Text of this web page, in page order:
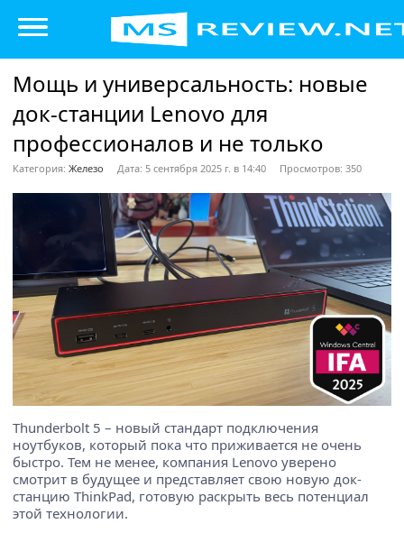
Мощь и универсальность: новые
док-станции Lenovo для
профессионалов и не только
Категория: Железо Дата: 5 сентября 2025 г. в 14:40 Просмотров: 350
Thunderbolt 5 – новый стандарт подключения
ноутбуков, который пока что приживается не очень
быстро. Тем не менее, компания Lenovo уверено
смотрит в будущее и представляет свою новую док-
станцию ThinkPad, готовую раскрыть весь потенциал
этой технологии.